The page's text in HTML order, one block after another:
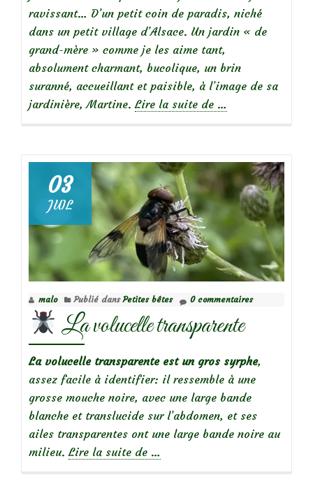
ravissant… D’un petit coin de paradis, niché
dans un petit village d’Alsace. Un jardin « de
grand-mère » comme je les aime tant,
absolument charmant, bucolique, un brin
suranné, accueillant et paisible, à l’image de sa
jardinière, Martine. Lire la suite de à
jardin
Martine
(jardin
privé)
…
03
JUIL
malo Publié dansPetites bêtes 0 commentaires
La volucelle transparente
La volucelle transparente est un gros syrphe,
assez facile à identifier: il ressemble à une
grosse mouche noire, avec une large bande
blanche et translucide sur l’abdomen, et ses
ailes transparentes ont une large bande noire au
milieu. Lire la suite de à
…